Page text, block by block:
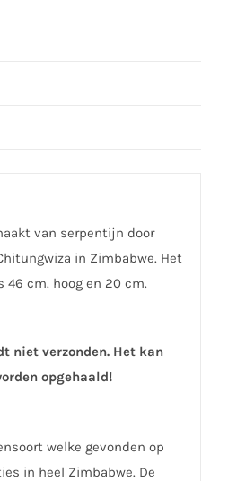
van serpentijn door
in Zimbabwe. Het
46 cm. hoog en 20 cm.
niet verzonden. Het kan
opgehaald!
welke gevonden op
in heel Zimbabwe. De